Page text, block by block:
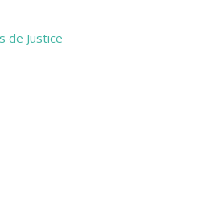
de Justice